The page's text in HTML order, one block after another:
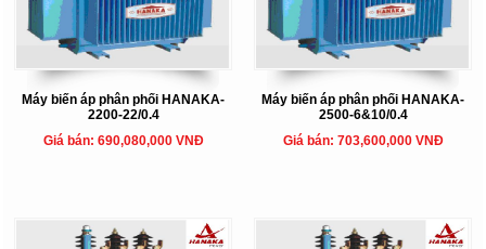
Máy biến áp phân phối HANAKA-
2200-22/0.4
Giá bán: 690,080,000 VNĐ
Máy biến áp phân phối HANAKA-
2500-6&10/0.4
Giá bán: 703,600,000 VNĐ